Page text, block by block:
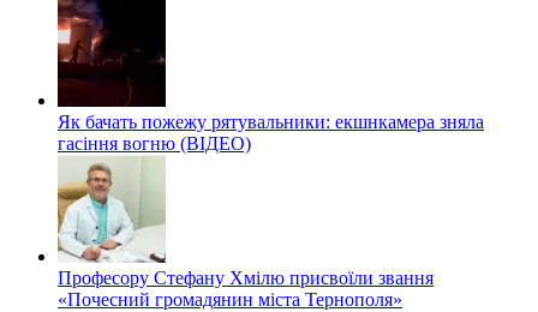
Як бачать пожежу рятувальники: екшнкамера зняла
гасіння вогню (ВІДЕО)
Професору Стефану Хмілю присвоїли звання
«Почесний громадянин міста Тернополя»